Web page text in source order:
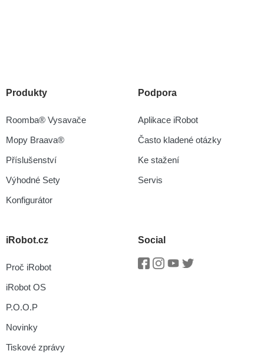
Produkty
Roomba® Vysavače
Mopy Braava®
Příslušenství
Výhodné Sety
Konfigurátor
Podpora
Aplikace iRobot
Často kladené otázky
Ke stažení
Servis
iRobot.cz
Proč iRobot
iRobot OS
P.O.O.P
Novinky
Tiskové zprávy
Social
Facebook
Instagram
Youtube